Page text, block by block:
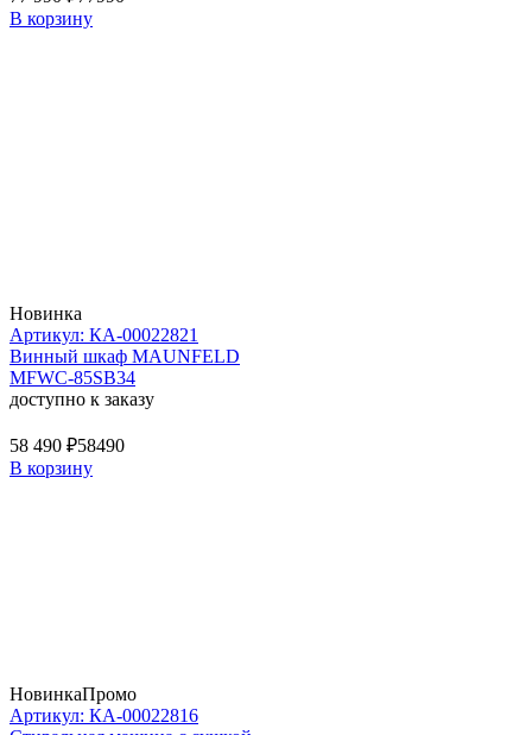
В корзину
Новинка
Артикул: КА-00022821
Винный шкаф MAUNFELD
MFWC-85SB34
доступно к заказу
58 490 ₽58490
В корзину
НовинкаПромо
Артикул: КА-00022816